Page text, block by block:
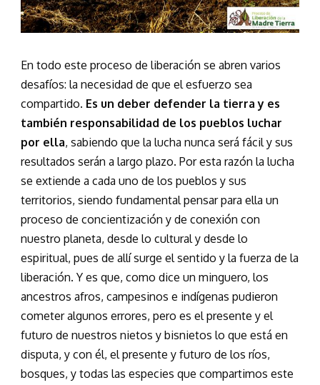
En todo este proceso de liberación se abren varios
desafíos: la necesidad de que el esfuerzo sea
compartido. Es un deber defender la tierra y es
también responsabilidad de los pueblos luchar
por ella, sabiendo que la lucha nunca será fácil y sus
resultados serán a largo plazo. Por esta razón la lucha
se extiende a cada uno de los pueblos y sus
territorios, siendo fundamental pensar para ella un
proceso de concientización y de conexión con
nuestro planeta, desde lo cultural y desde lo
espiritual, pues de allí surge el sentido y la fuerza de la
liberación. Y es que, como dice un minguero, los
ancestros afros, campesinos e indígenas pudieron
cometer algunos errores, pero es el presente y el
futuro de nuestros nietos y bisnietos lo que está en
disputa, y con él, el presente y futuro de los ríos,
bosques, y todas las especies que compartimos este